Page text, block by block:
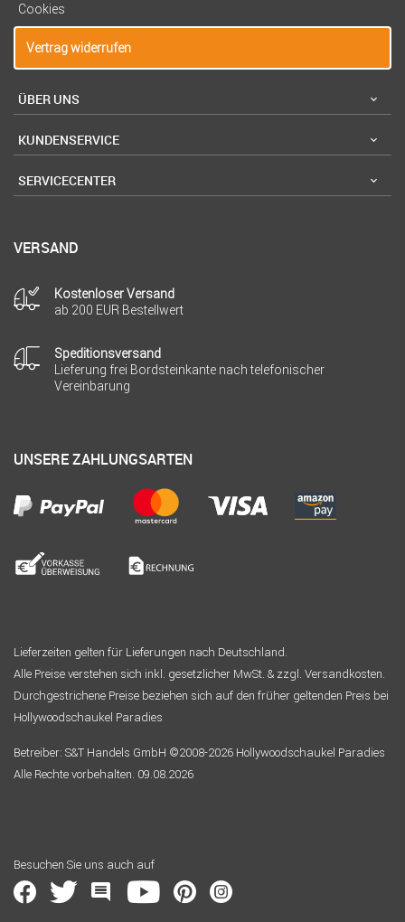
Cookies
Vertrag widerrufen
ÜBER UNS
KUNDENSERVICE
SERVICECENTER
VERSAND
Kostenloser Versand
ab 200 EUR Bestellwert
Speditionsversand
Lieferung frei Bordsteinkante nach telefonischer
Vereinbarung
UNSERE ZAHLUNGSARTEN
Lieferzeiten gelten für Lieferungen nach Deutschland.
Alle Preise verstehen sich inkl. gesetzlicher MwSt. & zzgl. Versandkosten.
Durchgestrichene Preise beziehen sich auf den früher geltenden Preis bei
Hollywoodschaukel Paradies
Betreiber: S&T Handels GmbH ©2008-2026 Hollywoodschaukel Paradies
Alle Rechte vorbehalten. 09.08.2026
Besuchen Sie uns auch auf